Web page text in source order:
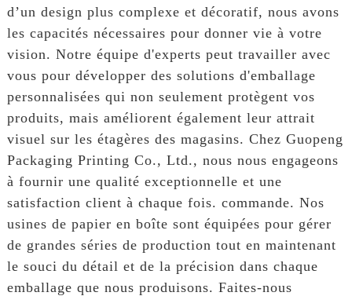
d’un design plus complexe et décoratif, nous avons
les capacités nécessaires pour donner vie à votre
vision. Notre équipe d'experts peut travailler avec
vous pour développer des solutions d'emballage
personnalisées qui non seulement protègent vos
produits, mais améliorent également leur attrait
visuel sur les étagères des magasins. Chez Guopeng
Packaging Printing Co., Ltd., nous nous engageons
à fournir une qualité exceptionnelle et une
satisfaction client à chaque fois. commande. Nos
usines de papier en boîte sont équipées pour gérer
de grandes séries de production tout en maintenant
le souci du détail et de la précision dans chaque
emballage que nous produisons. Faites-nous